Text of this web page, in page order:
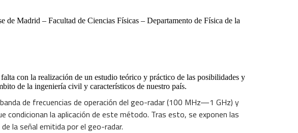
Madrid – Facultad de Ciencias Físicas – Departamento de Física de la
con la realización de un estudio teórico y práctico de las posibilidades y
de la ingeniería civil y característicos de nuestro país.
de frecuencias de operación del geo-radar (100 MHz—1 GHz) y
la aplicación de este método. Tras esto, se exponen las
la señal emitida por el geo-radar.